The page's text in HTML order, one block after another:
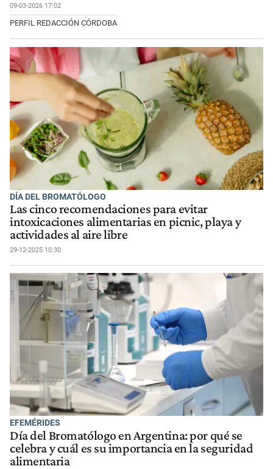
09-03-2026 17:02
PERFIL REDACCIÓN CÓRDOBA
DÍA DEL BROMATÓLOGO
Las cinco recomendaciones para evitar
intoxicaciones alimentarias en picnic, playa y
actividades al aire libre
29-12-2025 10:30
EFEMÉRIDES
Día del Bromatólogo en Argentina: por qué se
celebra y cuál es su importancia en la seguridad
alimentaria